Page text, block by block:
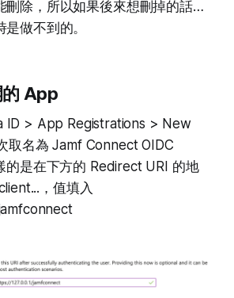
刪除，所以如果後來想刪掉的話…
做不到的。
App
ID > App Registrations > New
取名為 Jamf Connect OIDC
的是在下方的 Redirect URI 的地
，值填入